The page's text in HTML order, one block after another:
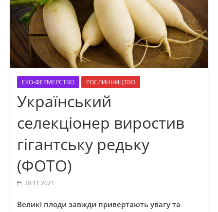
ЕКО-ФЕРМЕРСТВО РОСЛИННИЦТВО
Український
селекціонер виростив
гігантську редьку
(ФОТО)
20.11.2021
Великі плоди завжди привертають увагу та